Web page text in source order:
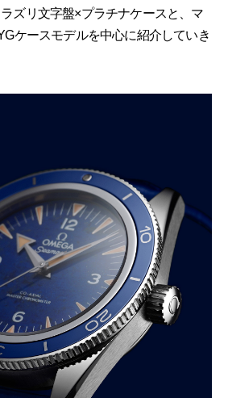
ズリ文字盤×プラチナケースと、マ
ケースモデルを中心に紹介していき